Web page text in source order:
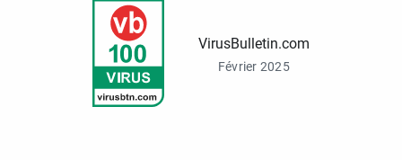
VirusBulletin.com
Février 2025